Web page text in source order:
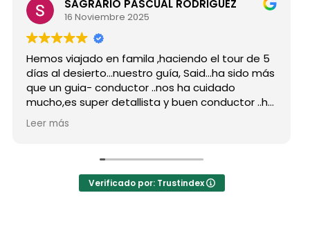
SAGRARIO PASCUAL RODRIGUEZ
16 Noviembre 2025
Hemos viajado en famila ,haciendo el tour de 5
días al desierto...nuestro guía, Said...ha sido más
que un guia- conductor ..nos ha cuidado
mucho,es super detallista y buen conductor ..ha
estado atento a todas nuestras peticiones y
nos ha enseñado muchos lugares
persona..Gracias Said.
En cuanto a la agencia,..súper agradecida a Mila
Leer más
Verificado por: Trustindex